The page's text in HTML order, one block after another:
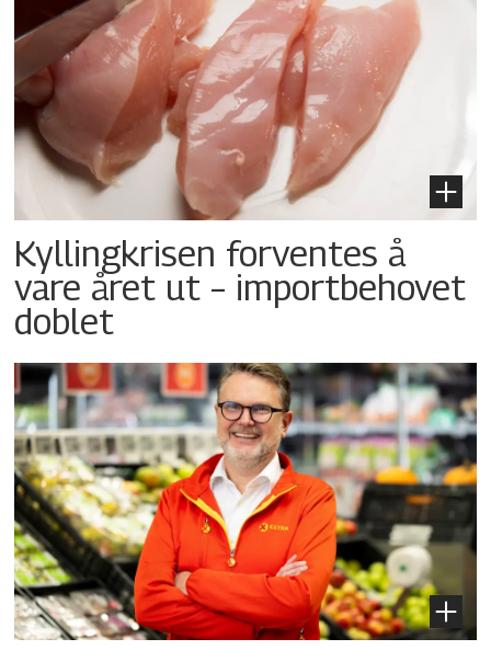
Kyllingkrisen forventes å
vare året ut – importbehovet
doblet